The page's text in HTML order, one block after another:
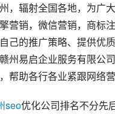
，辐射全国各地，为广
营销，微信营销，商标
己的推广策略、提供优
州易启企业服务有限公
帮助各行各业紧跟网络
seo优化公司排名不分先